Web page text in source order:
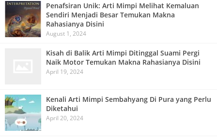
Penafsiran Unik: Arti Mimpi Melihat Kemaluan
Sendiri Menjadi Besar Temukan Makna
Rahasianya Disini
August 1, 2024
Kisah di Balik Arti Mimpi Ditinggal Suami Pergi
Naik Motor Temukan Makna Rahasianya Disini
April 19, 2024
Kenali Arti Mimpi Sembahyang Di Pura yang Perlu
Diketahui
April 20, 2024